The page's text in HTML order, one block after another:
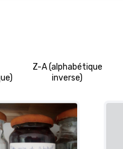
Z-A (alphabétique
inverse)